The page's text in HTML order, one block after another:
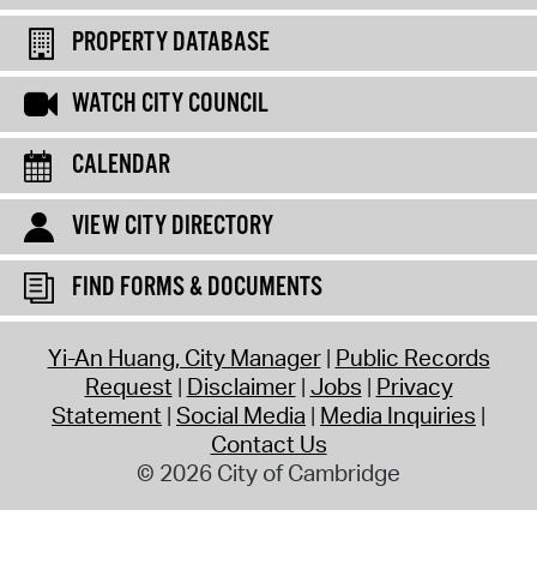
PROPERTY DATABASE
WATCH CITY COUNCIL
CALENDAR
VIEW CITY DIRECTORY
FIND FORMS & DOCUMENTS
Yi-An Huang, City Manager Public Records
Request Disclaimer Jobs Privacy
Statement Social Media Media Inquiries
Contact Us
© 2026 City of Cambridge